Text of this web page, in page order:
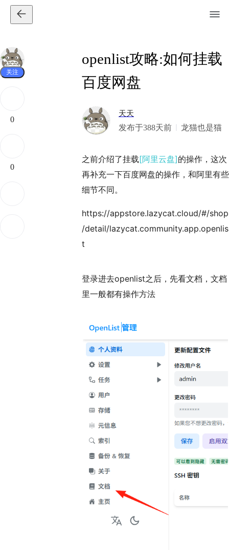
关注
0
0
openlist攻略:如何挂载
百度网盘
天天
发布于388天前 龙猫也是猫
之前介绍了挂载[阿里云盘]的操作，这次
再补充一下百度网盘的操作，和阿里有些
细节不同。
https://appstore.lazycat.cloud/#/shop
/detail/lazycat.community.app.openlis
t
登录进去openlist之后，先看文档，文档
里一般都有操作方法